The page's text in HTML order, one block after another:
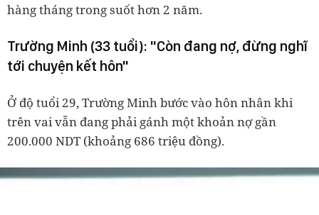
hàng tháng trong suốt hơn 2 năm.
Trường Minh (33 tuổi): "Còn đang nợ, đừng nghĩ
tới chuyện kết hôn"
Ở độ tuổi 29, Trường Minh bước vào hôn nhân khi
trên vai vẫn đang phải gánh một khoản nợ gần
200.000 NDT (khoảng 686 triệu đồng).